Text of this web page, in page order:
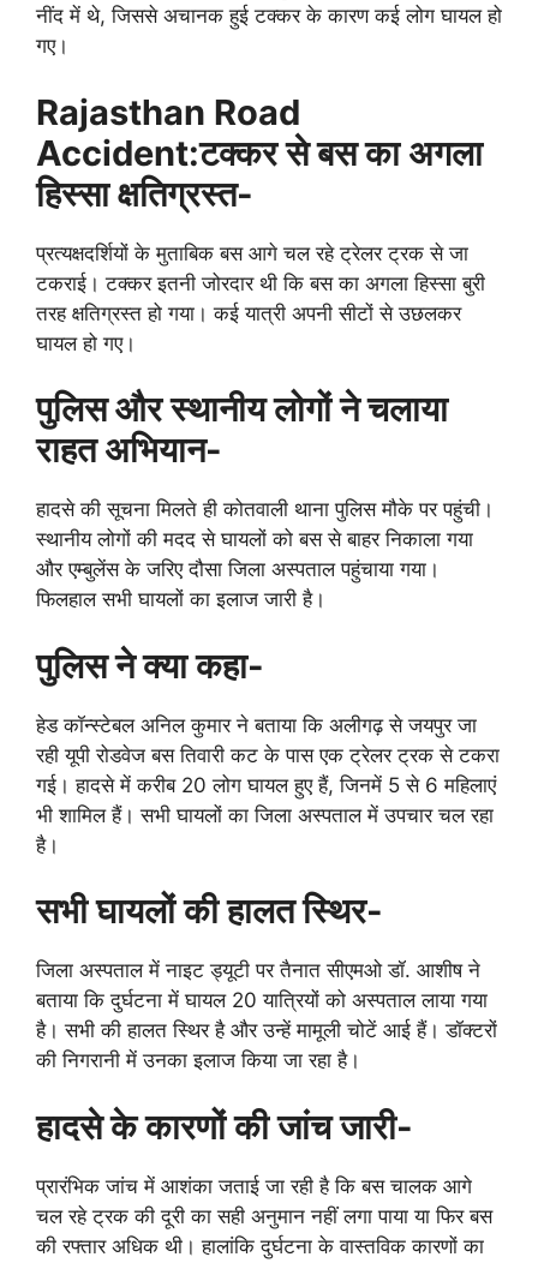
नींद में थे, जिससे अचानक हुई टक्कर के कारण कई लोग घायल हो
गए।
Rajasthan Road
Accident:टक्कर से बस का अगला
हिस्सा क्षतिग्रस्त-
प्रत्यक्षदर्शियों के मुताबिक बस आगे चल रहे ट्रेलर ट्रक से जा
टकराई। टक्कर इतनी जोरदार थी कि बस का अगला हिस्सा बुरी
तरह क्षतिग्रस्त हो गया। कई यात्री अपनी सीटों से उछलकर
घायल हो गए।
पुलिस और स्थानीय लोगों ने चलाया
राहत अभियान-
हादसे की सूचना मिलते ही कोतवाली थाना पुलिस मौके पर पहुंची।
स्थानीय लोगों की मदद से घायलों को बस से बाहर निकाला गया
और एम्बुलेंस के जरिए दौसा जिला अस्पताल पहुंचाया गया।
फिलहाल सभी घायलों का इलाज जारी है।
पुलिस ने क्या कहा-
हेड कॉन्स्टेबल अनिल कुमार ने बताया कि अलीगढ़ से जयपुर जा
रही यूपी रोडवेज बस तिवारी कट के पास एक ट्रेलर ट्रक से टकरा
गई। हादसे में करीब 20 लोग घायल हुए हैं, जिनमें 5 से 6 महिलाएं
भी शामिल हैं। सभी घायलों का जिला अस्पताल में उपचार चल रहा
है।
सभी घायलों की हालत स्थिर-
जिला अस्पताल में नाइट ड्यूटी पर तैनात सीएमओ डॉ. आशीष ने
बताया कि दुर्घटना में घायल 20 यात्रियों को अस्पताल लाया गया
है। सभी की हालत स्थिर है और उन्हें मामूली चोटें आई हैं। डॉक्टरों
की निगरानी में उनका इलाज किया जा रहा है।
हादसे के कारणों की जांच जारी-
प्रारंभिक जांच में आशंका जताई जा रही है कि बस चालक आगे
चल रहे ट्रक की दूरी का सही अनुमान नहीं लगा पाया या फिर बस
की रफ्तार अधिक थी। हालांकि दुर्घटना के वास्तविक कारणों का